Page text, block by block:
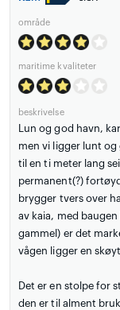
område
maritime kvaliteter
beskrivelse
Lun og god havn,
men vi ligger lunt og
til en ti meter lang
permanent(?)
brygger tvers over
av kaia, med
gammel) er det
vågen ligger en
Det er en stolpe for
den er til alment